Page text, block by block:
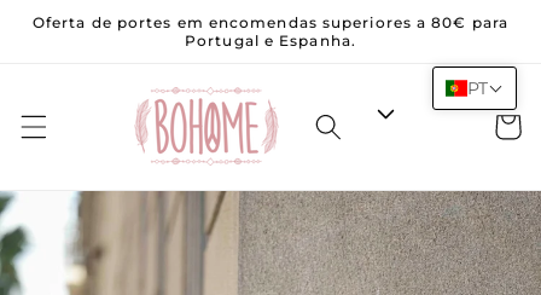
para o
Oferta de portes em encomendas superiores a 80€ para
Portugal e Espanha.
PT